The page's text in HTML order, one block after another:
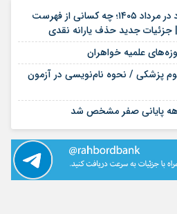
قطع یارانه این گروه از افراد در مرداد ۱۴۰۵؛ چه کسانی از فهرست
جزئیات جدید حذف یارانه نقدی
علمیه خواهران
پزشکی / نحوه نام‌نویسی در آزمون
پایانی صفر مشخص شد